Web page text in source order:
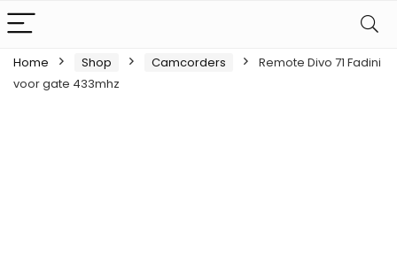
Home Shop Camcorders
Remote Divo 71 Fadini
voor gate 433mhz